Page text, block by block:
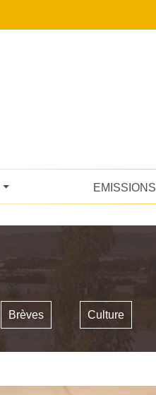
EMISSIONS
Brèves Culture